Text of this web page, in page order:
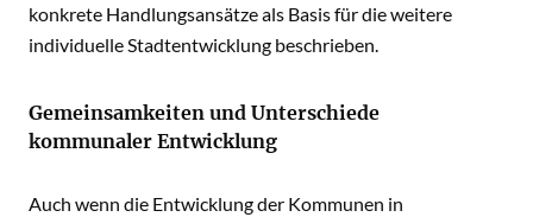
konkrete Handlungsansätze als Basis für die weitere
individuelle Stadtentwicklung beschrieben.
Gemeinsamkeiten und Unterschiede
kommunaler Entwicklung
Auch wenn die Entwicklung der Kommunen in